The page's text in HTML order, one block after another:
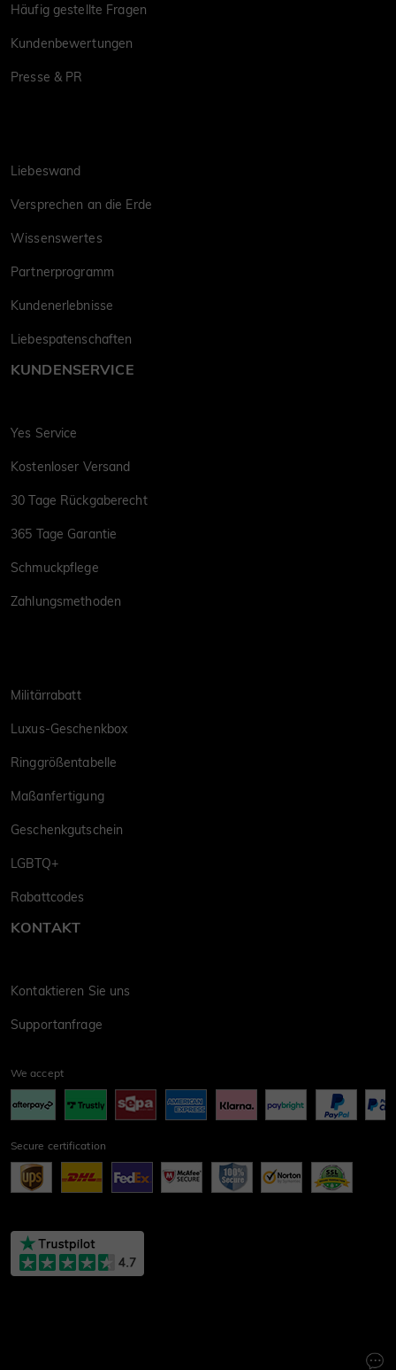
Häufig gestellte Fragen
Kundenbewertungen
Presse & PR
Liebeswand
Versprechen an die Erde
Wissenswertes
Partnerprogramm
Kundenerlebnisse
Liebespatenschaften
KUNDENSERVICE
Yes Service
Kostenloser Versand
30 Tage Rückgaberecht
365 Tage Garantie
Schmuckpflege
Zahlungsmethoden
Militärrabatt
Luxus-Geschenkbox
Ringgrößentabelle
Maßanfertigung
Geschenkgutschein
LGBTQ+
Rabattcodes
KONTAKT
Kontaktieren Sie uns
Supportanfrage
We accept
Secure certification